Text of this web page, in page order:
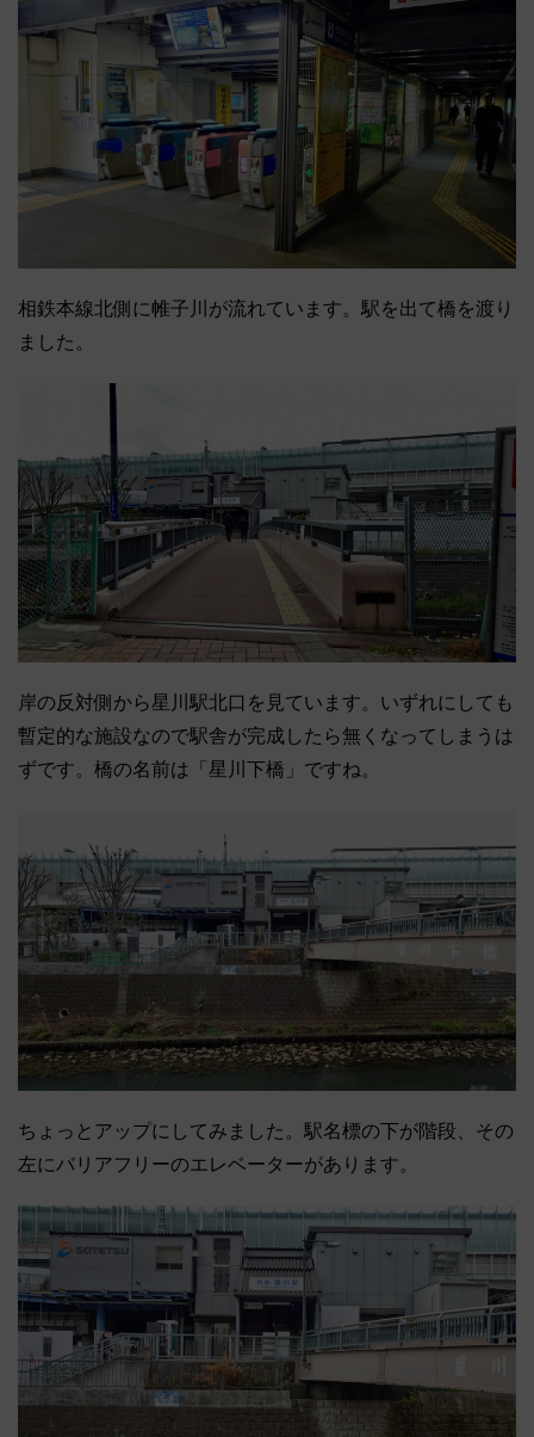
相鉄本線北側に帷子川が流れています。駅を出て橋を渡り
ました。
岸の反対側から星川駅北口を見ています。いずれにしても
暫定的な施設なので駅舎が完成したら無くなってしまうは
ずです。橋の名前は「星川下橋」ですね。
ちょっとアップにしてみました。駅名標の下が階段、その
左にバリアフリーのエレベーターがあります。